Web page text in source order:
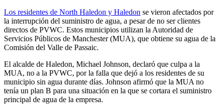
Los residentes de North Haledon y Haledon se vieron afectados por
la interrupción del suministro de agua, a pesar de no ser clientes
directos de PVWC. Estos municipios utilizan la Autoridad de
Servicios Públicos de Manchester (MUA), que obtiene su agua de la
Comisión del Valle de Passaic.
El alcalde de Haledon, Michael Johnson, declaró que culpa a la
MUA, no a la PVWC, por la falla que dejó a los residentes de su
municipio sin agua durante días. Johnson afirmó que la MUA no
tenía un plan B para una situación en la que se cortara el suministro
principal de agua de la empresa.